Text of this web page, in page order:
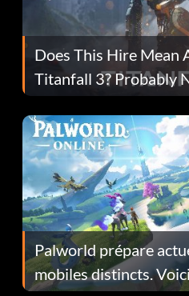
Does This Hire Mean
Titanfall 3? Probably
Fans Are Hopeful
Palworld prépare
mobiles distincts.